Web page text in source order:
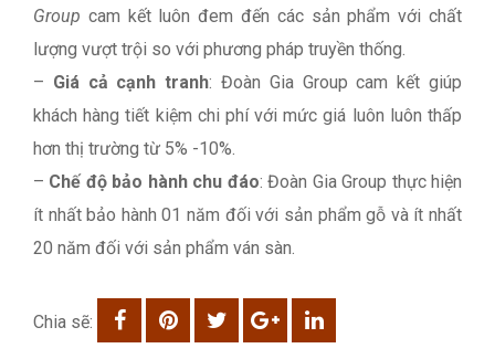
Group cam kết luôn đem đến các sản phẩm với chất
lượng vượt trội so với phương pháp truyền thống.
– Giá cả cạnh tranh: Đoàn Gia Group cam kết giúp
khách hàng tiết kiệm chi phí với mức giá luôn luôn thấp
hơn thị trường từ 5% -10%.
– Chế độ bảo hành chu đáo: Đoàn Gia Group thực hiện
ít nhất bảo hành 01 năm đối với sản phẩm gỗ và ít nhất
20 năm đối với sản phẩm ván sàn.
Chia sẽ: